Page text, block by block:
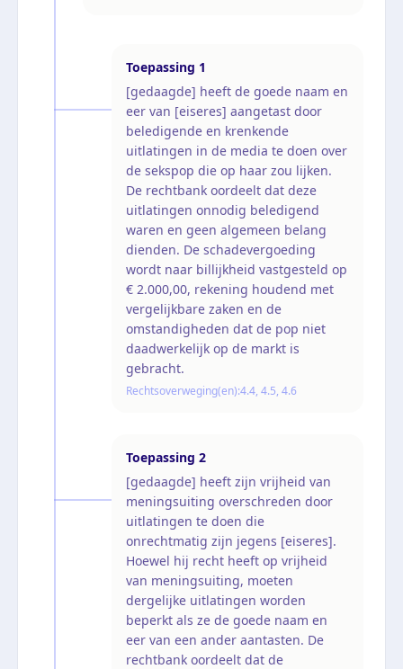
Toepassing 1
[gedaagde] heeft de goede naam en
eer van [eiseres] aangetast door
beledigende en krenkende
uitlatingen in de media te doen over
de sekspop die op haar zou lijken.
De rechtbank oordeelt dat deze
uitlatingen onnodig beledigend
waren en geen algemeen belang
dienden. De schadevergoeding
wordt naar billijkheid vastgesteld op
€ 2.000,00, rekening houdend met
vergelijkbare zaken en de
omstandigheden dat de pop niet
daadwerkelijk op de markt is
gebracht.
Rechtsoverweging(en):4.4, 4.5, 4.6
Toepassing 2
[gedaagde] heeft zijn vrijheid van
meningsuiting overschreden door
uitlatingen te doen die
onrechtmatig zijn jegens [eiseres].
Hoewel hij recht heeft op vrijheid
van meningsuiting, moeten
dergelijke uitlatingen worden
beperkt als ze de goede naam en
eer van een ander aantasten. De
rechtbank oordeelt dat de